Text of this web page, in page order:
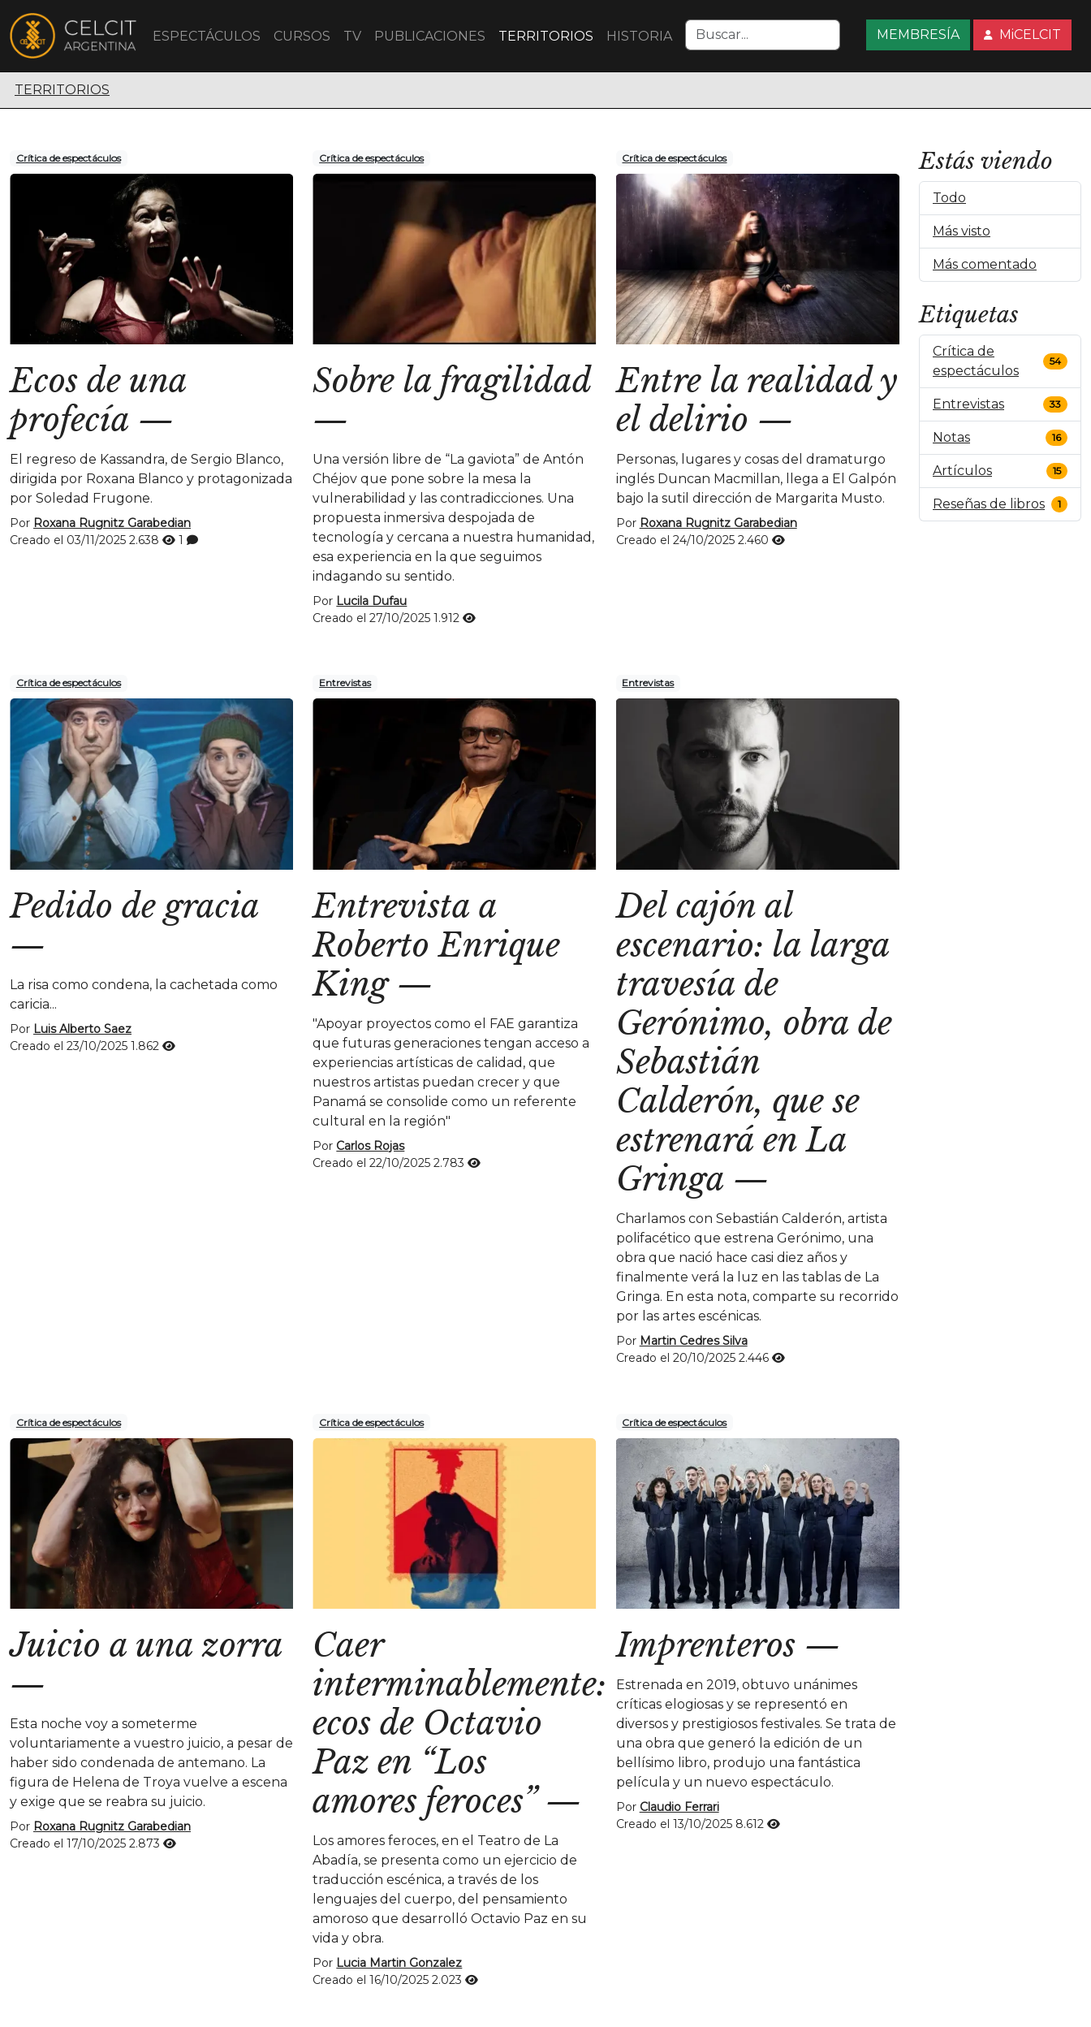
MEMBRESÍA MiCELCIT
ESPECTÁCULOS CURSOS TV PUBLICACIONES TERRITORIOS HISTORIA
Territorios escénicos
TERRITORIOS
Crítica de espectáculos
Ecos de una
profecía —
El regreso de Kassandra, de Sergio Blanco,
dirigida por Roxana Blanco y protagonizada
por Soledad Frugone.
Por Roxana Rugnitz Garabedian
Creado el 03/11/2025 2.638 1
Crítica de espectáculos
Sobre la fragilidad
—
Una versión libre de “La gaviota” de Antón
Chéjov que pone sobre la mesa la
vulnerabilidad y las contradicciones. Una
propuesta inmersiva despojada de
tecnología y cercana a nuestra humanidad,
esa experiencia en la que seguimos
indagando su sentido.
Por Lucila Dufau
Creado el 27/10/20251.912
Crítica de espectáculos
Entre la realidad y
el delirio —
Personas, lugares y cosas del dramaturgo
inglés Duncan Macmillan, llega a El Galpón
bajo la sutil dirección de Margarita Musto.
Por Roxana Rugnitz Garabedian
Creado el 24/10/2025 2.460
Crítica de espectáculos
Pedido de gracia
—
La risa como condena, la cachetada como
caricia...
Por Luis Alberto Saez
Creado el 23/10/2025 1.862
Entrevistas
Entrevista a
Roberto Enrique
King—
"Apoyar proyectos como el FAE garantiza
que futuras generaciones tengan acceso a
experiencias artísticas de calidad, que
nuestros artistas puedan crecer y que
Panamá se consolide como un referente
cultural en la región"
Por Carlos Rojas
Creado el 22/10/20252.783
Entrevistas
Del cajón al
escenario: la larga
travesía de
Gerónimo, obra de
Sebastián
Calderón, que se
estrenará en La
Gringa —
Charlamos con Sebastián Calderón, artista
polifacético que estrena Gerónimo, una
obra que nació hace casi diez años y
finalmente verá la luz en las tablas de La
Gringa. En esta nota, comparte su recorrido
por las artes escénicas.
Por Martin Cedres Silva
Creado el 20/10/2025 2.446
Crítica de espectáculos
Juicio a una zorra
—
Esta noche voy a someterme
voluntariamente a vuestro juicio, a pesar de
haber sido condenada de antemano. La
figura de Helena de Troya vuelve a escena
y exige que se reabra su juicio.
Por Roxana Rugnitz Garabedian
Creado el 17/10/2025 2.873
Crítica de espectáculos
Caer
interminablemente:
ecos de Octavio
Paz en “Los
amores feroces”—
Los amores feroces, en el Teatro de La
Abadía, se presenta como un ejercicio de
traducción escénica, a través de los
lenguajes del cuerpo, del pensamiento
amoroso que desarrolló Octavio Paz en su
vida y obra.
Por Lucia Martin Gonzalez
Creado el 16/10/20252.023
Crítica de espectáculos
Imprenteros—
Estrenada en 2019, obtuvo unánimes
críticas elogiosas y se representó en
diversos y prestigiosos festivales. Se trata de
una obra que generó la edición de un
bellísimo libro, produjo una fantástica
película y un nuevo espectáculo.
Por Claudio Ferrari
Creado el 13/10/2025 8.612
Estás viendo
Todo
Más visto
Más comentado
Etiquetas
Crítica de
espectáculos
54
Entrevistas 33
Notas 16
Artículos 15
Reseñas de libros 1